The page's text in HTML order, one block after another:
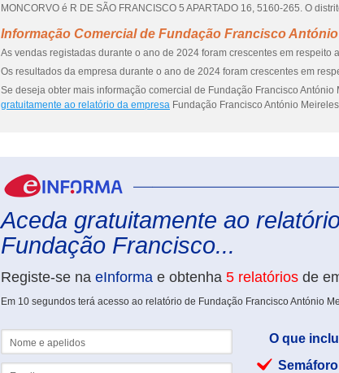
MONCORVO é R DE SÃO FRANCISCO 5 APARTADO 16, 5160-265. O
Informação Comercial de Fundação Francisco
As vendas registadas durante o ano de 2024 foram crescentes em respeito
Os resultados da empresa durante o ano de 2024 foram crescentes em
Se deseja obter mais informação comercial de Fundação Francisco António
gratuitamente ao relatório da empresa Fundação Francisco António
Aceda gratuitamente ao
Fundação Francisco...
Registe-se na eInforma e obtenha 5 relatórios de
Em 10 segundos terá acesso ao relatório de Fundação Francisco António
O que